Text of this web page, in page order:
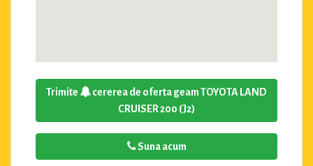
Trimite
cererea de oferta geam TOYOTA LAND
CRUISER 200 (J2)
Suna acum